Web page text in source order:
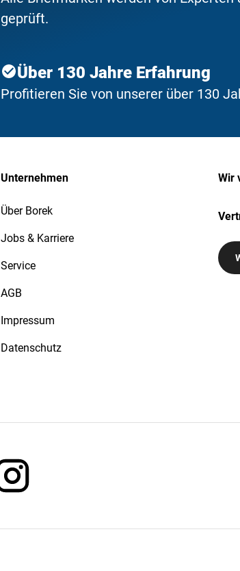
geprüft.
Über 130 Jahre Erfahrung
Profitieren Sie von unserer über 130
Unternehmen
Über Borek
Jobs & Karriere
Service
AGB
Impressum
Datenschutz
Wir